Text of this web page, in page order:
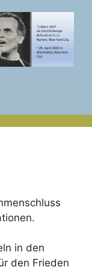
in den
den Frieden